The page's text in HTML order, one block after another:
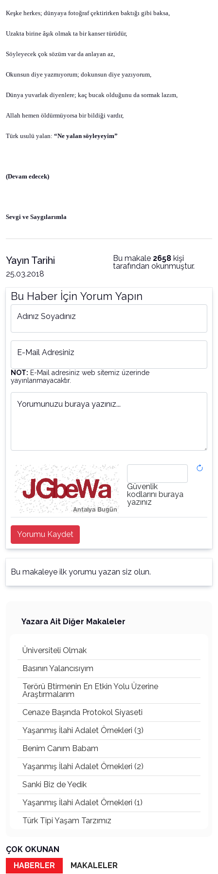
Keşke herkes; dünyaya fotoğraf çektirirken baktığı gibi baksa,
Uzakta birine âşık olmak ta bir kanser türüdür,
Söyleyecek çok sözüm var da anlayan az,
Okunsun diye yazmıyorum; dokunsun diye yazıyorum,
Dünya yuvarlak diyenlere; kaç bucak olduğunu da sormak lazım,
Allah hemen öldürmüyorsa bir bildiği vardır,
Türk usulü yalan: “Ne yalan söyleyeyim”
(Devam edecek)
Sevgi ve Saygılarımla
Yayın Tarihi
25.03.2018
Bu makale 2658 kişi
tarafından okunmuştur.
Bu Haber İçin Yorum Yapın
Adınız Soyadınız
E-Mail Adresiniz
NOT: E-Mail adresiniz web sitemiz üzerinde
yayınlanmayacaktır.
Yorumunuzu buraya yazınız...
Güvenlik
kodlarını buraya
yazınız
Yorumu Kaydet
Bu makaleye ilk yorumu yazan siz olun.
Yazara Ait Diğer Makaleler
Üniversiteli Olmak
Basının Yalancısıyım
Terörü Btirmenin En Etkin Yolu Üzerine
Araştırmalarım
Cenaze Başında Protokol Siyaseti
Yaşanmış İlahi Adalet Örnekleri (3)
Benim Canım Babam
Yaşanmış İlahi Adalet Örnekleri (2)
Sanki Biz de Yedik
Yaşanmış İlahi Adalet Örnekleri (1)
Türk Tipi Yaşam Tarzımız
Katil Ağaçlar
ÇOK OKUNAN
HABERLER
MAKALELER